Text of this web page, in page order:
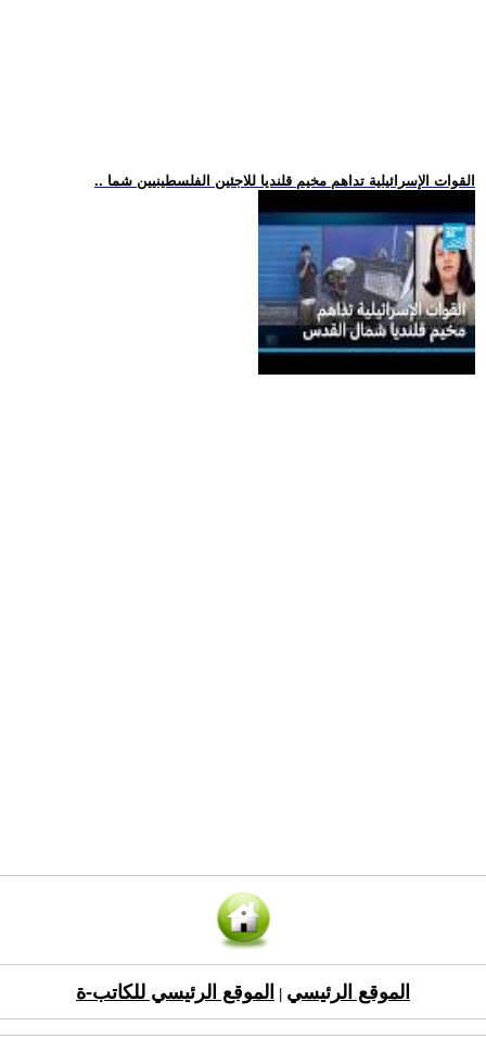
.. القوات الإسرائيلية تداهم مخيم قلنديا للاجئين الفلسطينيين شما
الموقع الرئيسي الموقع الرئيسي للكاتب-ة